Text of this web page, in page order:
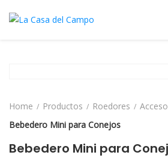
Home Productos Roedores
Bebedero Mini para Conejos
Bebedero Mini para